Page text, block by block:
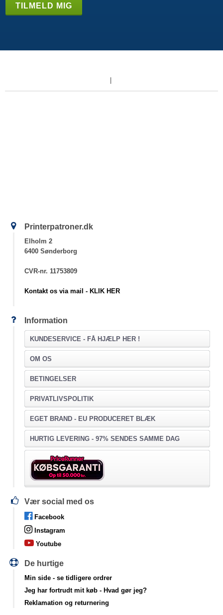
Printerpatroner.dk
Elholm 2
6400 Sønderborg
CVR-nr. 11753809
Kontakt os via mail - KLIK HER
Information
KUNDESERVICE - FÅ HJÆLP HER !
OM OS
BETINGELSER
PRIVATLIVSPOLITIK
EGET BRAND - EU PRODUCERET BLÆK
HURTIG LEVERING - 97% SENDES SAMME DAG
Vær social med os
Facebook
Instagram
Youtube
De hurtige
Min side - se tidligere ordrer
Jeg har fortrudt mit køb - Hvad gør jeg?
Reklamation og returnering